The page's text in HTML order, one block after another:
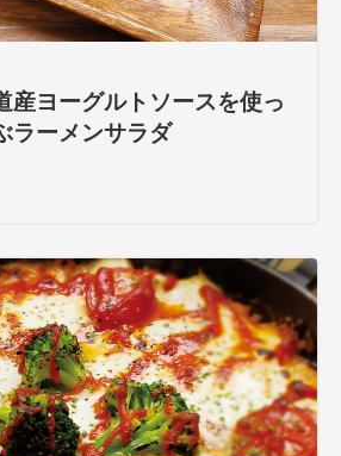
産ヨーグルトソースを使っ
ラーメンサラダ